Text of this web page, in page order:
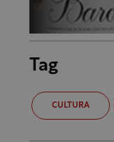
Tag
CULTURA